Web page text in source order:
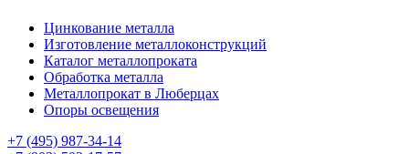
Цинкование металла
Изготовление металлоконструкций
Каталог металлопроката
Обработка металла
Металлопрокат в Люберцах
Опоры освещения
+7 (495) 987-34-14